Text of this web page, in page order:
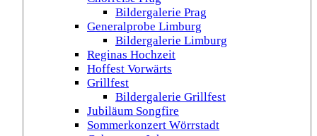
Bildergalerie Prag
Generalprobe Limburg
Bildergalerie Limburg
Reginas Hochzeit
Hoffest Vorwärts
Grillfest
Bildergalerie Grillfest
Jubiläum Songfire
Sommerkonzert Wörrstadt